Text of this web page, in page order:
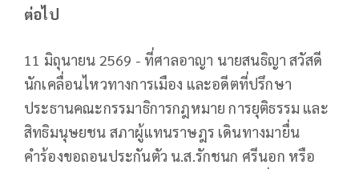
ต่อไป
11 มิถุนายน 2569 - ที่ศาลอาญา นายสนธิญา สวัสดี
นักเคลื่อนไหวทางการเมือง และอดีตที่ปรึกษา
ประธานคณะกรรมาธิการกฎหมาย การยุติธรรม และ
สิทธิมนุษยชน สภาผู้แทนราษฎร เดินทางมายื่น
คำร้องขอถอนประกันตัว น.ส.รักชนก ศรีนอก หรือ